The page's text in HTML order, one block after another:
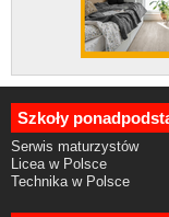
Szkoły
Serwis maturzystów
Licea w Polsce
Technika w Polsce